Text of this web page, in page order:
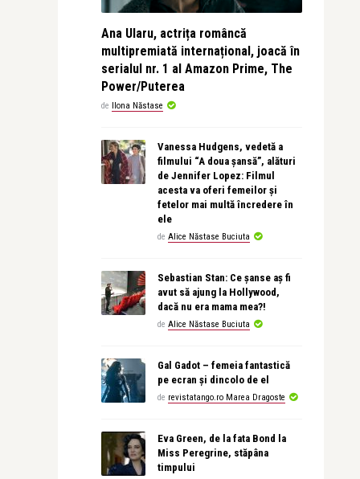
Ana Ularu, actrița româncă
multipremiată internațional, joacă în
serialul nr. 1 al Amazon Prime, The
Power/Puterea
de Ilona Năstase
Vanessa Hudgens, vedetă a
filmului “A doua șansă”, alături
de Jennifer Lopez: Filmul
acesta va oferi femeilor și
fetelor mai multă încredere în
ele
de Alice Năstase Buciuta
Sebastian Stan: Ce șanse aș fi
avut să ajung la Hollywood,
dacă nu era mama mea?!
de Alice Năstase Buciuta
Gal Gadot – femeia fantastică
pe ecran și dincolo de el
de revistatango.ro Marea Dragoste
Eva Green, de la fata Bond la
Miss Peregrine, stăpâna
timpului